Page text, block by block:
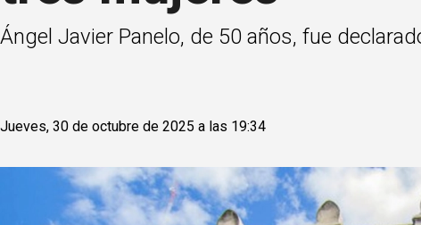
Ángel Javier Panelo, de 50 años, fue
Jueves, 30 de octubre de 2025 a las 19:34